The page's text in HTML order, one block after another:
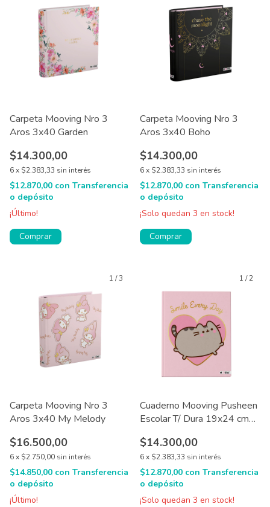
Carpeta Mooving Nro 3
Aros 3x40 Garden
$14.300,00
6x $2.383,33 sin interés
$12.870,00 con Transferencia
o depósito
¡Último!
Comprar
Carpeta Mooving Nro 3
Aros 3x40 Boho
$14.300,00
6x $2.383,33 sin interés
$12.870,00 con Transferencia
o depósito
¡Solo quedan 3 en stock!
Comprar
1 /3
Carpeta Mooving Nro 3
Aros 3x40 My Melody
$16.500,00
6x $2.750,00 sin interés
$14.850,00 con Transferencia
o depósito
¡Último!
1 /2
Cuaderno Mooving Pusheen
Escolar T/ Dura 19x24 cm
$14.300,00
6x $2.383,33 sin interés
$12.870,00 con Transferencia
o depósito
¡Solo quedan 3 en stock!